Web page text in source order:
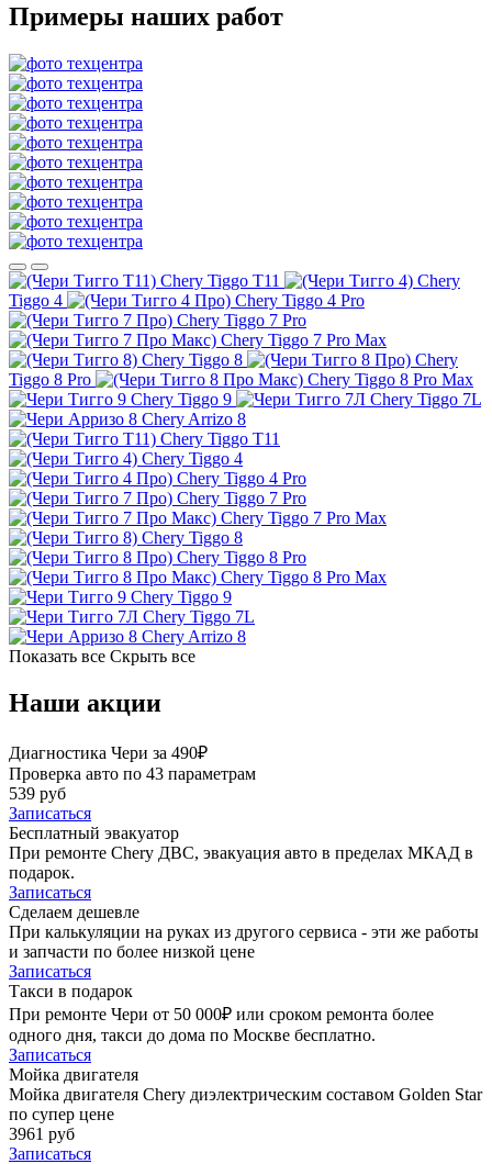
Примеры наших работ
Chery Tiggo T11
Chery
Tiggo 4
Chery Tiggo 4 Pro
Chery Tiggo 7 Pro
Chery Tiggo 7 Pro Max
Chery Tiggo 8
Chery
Tiggo 8 Pro
Chery Tiggo 8 Pro Max
Chery Tiggo 9
Chery Tiggo 7L
Chery Arrizo 8
Chery Tiggo T11
Chery Tiggo 4
Chery Tiggo 4 Pro
Chery Tiggo 7 Pro
Chery Tiggo 7 Pro Max
Chery Tiggo 8
Chery Tiggo 8 Pro
Chery Tiggo 8 Pro Max
Chery Tiggo 9
Chery Tiggo 7L
Chery Arrizo 8
Показать все Скрыть все
Наши акции
Диагностика Чери за 490₽
Проверка авто по 43 параметрам
539 руб
Записаться
Бесплатный эвакуатор
При ремонте Chery ДВС, эвакуация авто в пределах МКАД в
подарок.
Записаться
Сделаем дешевле
При калькуляции на руках из другого сервиса - эти же работы
и запчасти по более низкой цене
Записаться
Такси в подарок
При ремонте Чери от 50 000₽ или сроком ремонта более
одного дня, такси до дома по Москве бесплатно.
Записаться
Мойка двигателя
Мойка двигателя Chery диэлектрическим составом Golden Star
по супер цене
3961 руб
Записаться